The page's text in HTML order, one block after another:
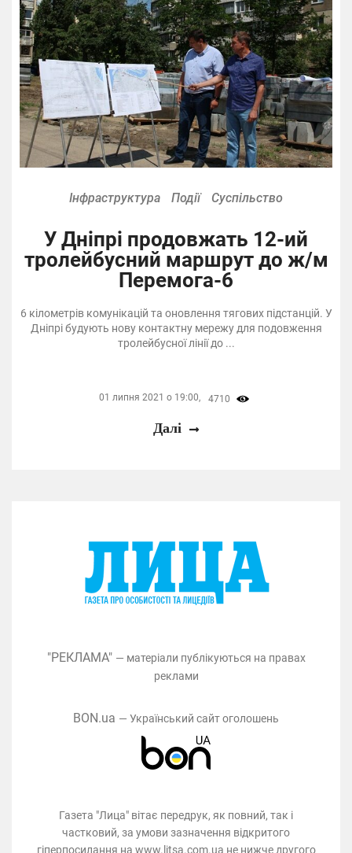
Інфраструктура Події Суспільство
У Дніпрі продовжать 12-ий
тролейбусний маршрут до ж/м
Перемога-6
6 кілометрів комунікацій та оновлення тягових підстанцій. У
Дніпрі будують нову контактну мережу для подовження
тролейбусної лінії до ...
01 липня 2021 о 19:00, 4710
Далі
"РЕКЛАМА" — матеріали публікуються на правах
реклами
BON.ua — Український сайт оголошень
Газета "Лица" вітає передрук, як повний, так і
частковий, за умови зазначення відкритого
гіперпосилання на www.litsa.com.ua не нижче другого